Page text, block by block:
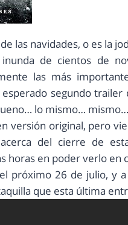
las navidades, o es la
de cientos de
las más
segundo trailer
lo mismo…
versión original, pero
del cierre de
horas en poder verlo en
próximo 26 de julio, y a
que esta última